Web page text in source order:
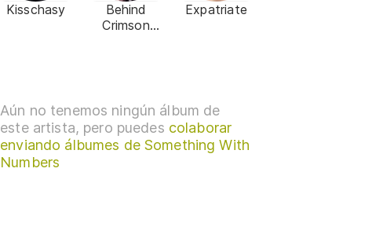
Kisschasy
Behind
Crimson
Expatriate
Aún no tenemos ningún álbum de
este artista, pero puedes colaborar
enviando álbumes de Something With
Numbers